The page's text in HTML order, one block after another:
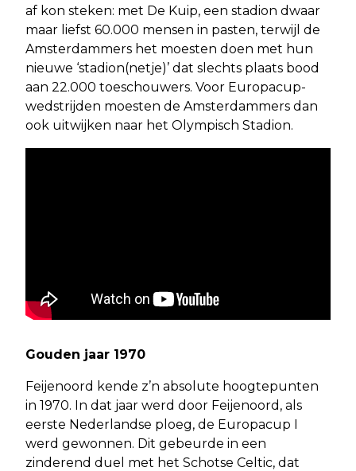
af kon steken: met De Kuip, een stadion dwaar
maar liefst 60.000 mensen in pasten, terwijl de
Amsterdammers het moesten doen met hun
nieuwe ‘stadion(netje)’ dat slechts plaats bood
aan 22.000 toeschouwers. Voor Europacup-
wedstrijden moesten de Amsterdammers dan
ook uitwijken naar het Olympisch Stadion.
Gouden jaar 1970
Feijenoord kende z’n absolute hoogtepunten
in 1970. In dat jaar werd door Feijenoord, als
eerste Nederlandse ploeg, de Europacup I
werd gewonnen. Dit gebeurde in een
zinderend duel met het Schotse Celtic, dat